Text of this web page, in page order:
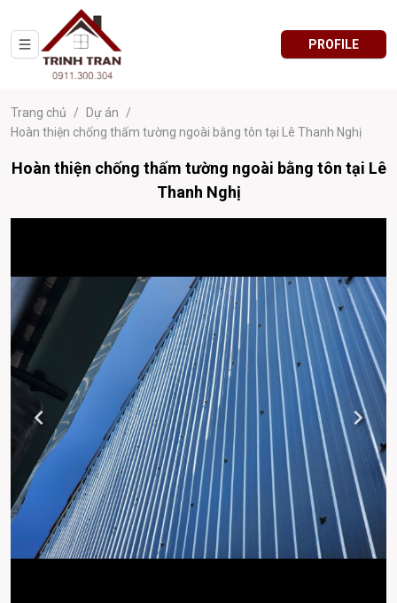
PROFILE
Trang chủ / Dự án
/
Hoàn thiện chống thấm tường ngoài bằng tôn tại Lê Thanh Nghị
Hoàn thiện chống thấm tường ngoài bằng tôn tại Lê
Thanh Nghị